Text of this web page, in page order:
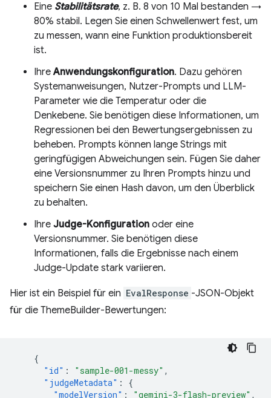
Eine Stabilitätsrate, z. B. 8 von 10 Mal bestanden →
80% stabil. Legen Sie einen Schwellenwert fest, um
zu messen, wann eine Funktion produktionsbereit
ist.
IhreAnwendungskonfiguration. Dazu gehören
Systemanweisungen, Nutzer-Prompts und LLM-
Parameter wie die Temperatur oder die
Denkebene. Sie benötigen diese Informationen, um
Regressionen bei den Bewertungsergebnissen zu
beheben. Prompts können lange Strings mit
geringfügigen Abweichungen sein. Fügen Sie daher
eine Versionsnummer zu Ihren Prompts hinzu und
speichern Sie einen Hash davon, um den Überblick
zu behalten.
Ihre Judge-Konfiguration oder eine
Versionsnummer. Sie benötigen diese
Informationen, falls die Ergebnisse nach einem
Judge-Update stark variieren.
Hier ist ein Beispiel für ein EvalResponse -JSON-Objekt
für die ThemeBuilder-Bewertungen:
{
"id" : "sample-001-messy" ,
"judgeMetadata" :
{
"modelVersion" : "gemini-3-flash-preview" ,